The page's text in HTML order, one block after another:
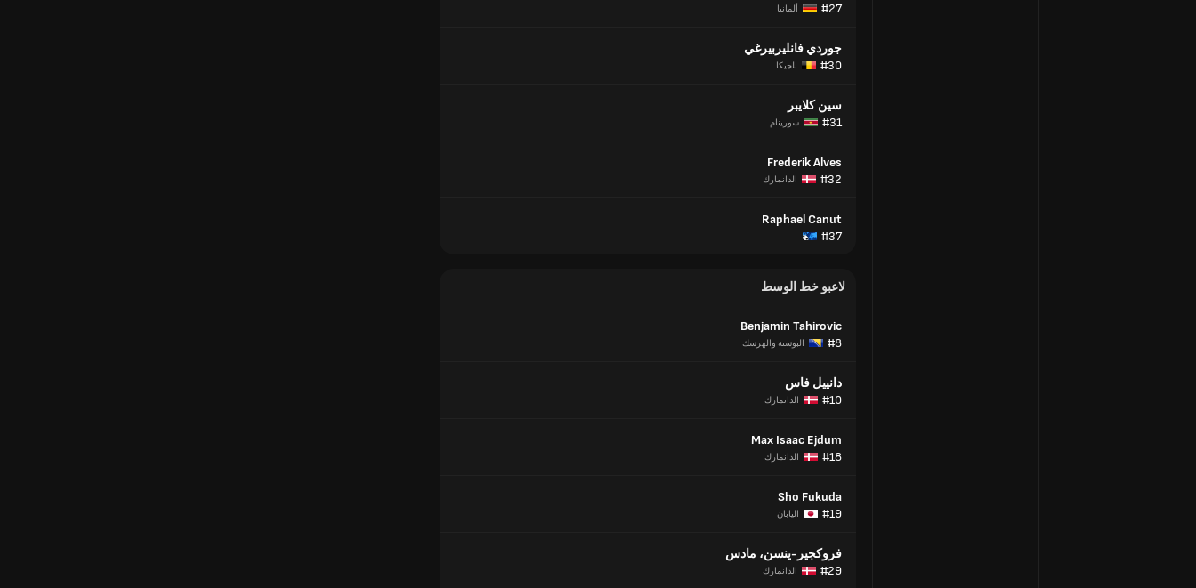
#27
ألمانيا
جوردي فانليربيرغي
#30
بلجيكا
سين كلايبر
#31
سورينام
Frederik Alves
#32
الدانمارك
Raphael Canut
#37
لاعبو خط الوسط
Benjamin Tahirovic
#8
البوسنة والهرسك
دانييل فاس
#10
الدانمارك
Max Isaac Ejdum
#18
الدانمارك
Sho Fukuda
#19
اليابان
فروكجير-ينسن، مادس
#29
الدانمارك